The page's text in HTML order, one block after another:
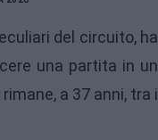
del circuito, ha
una partita in un
a 37 anni, tra i